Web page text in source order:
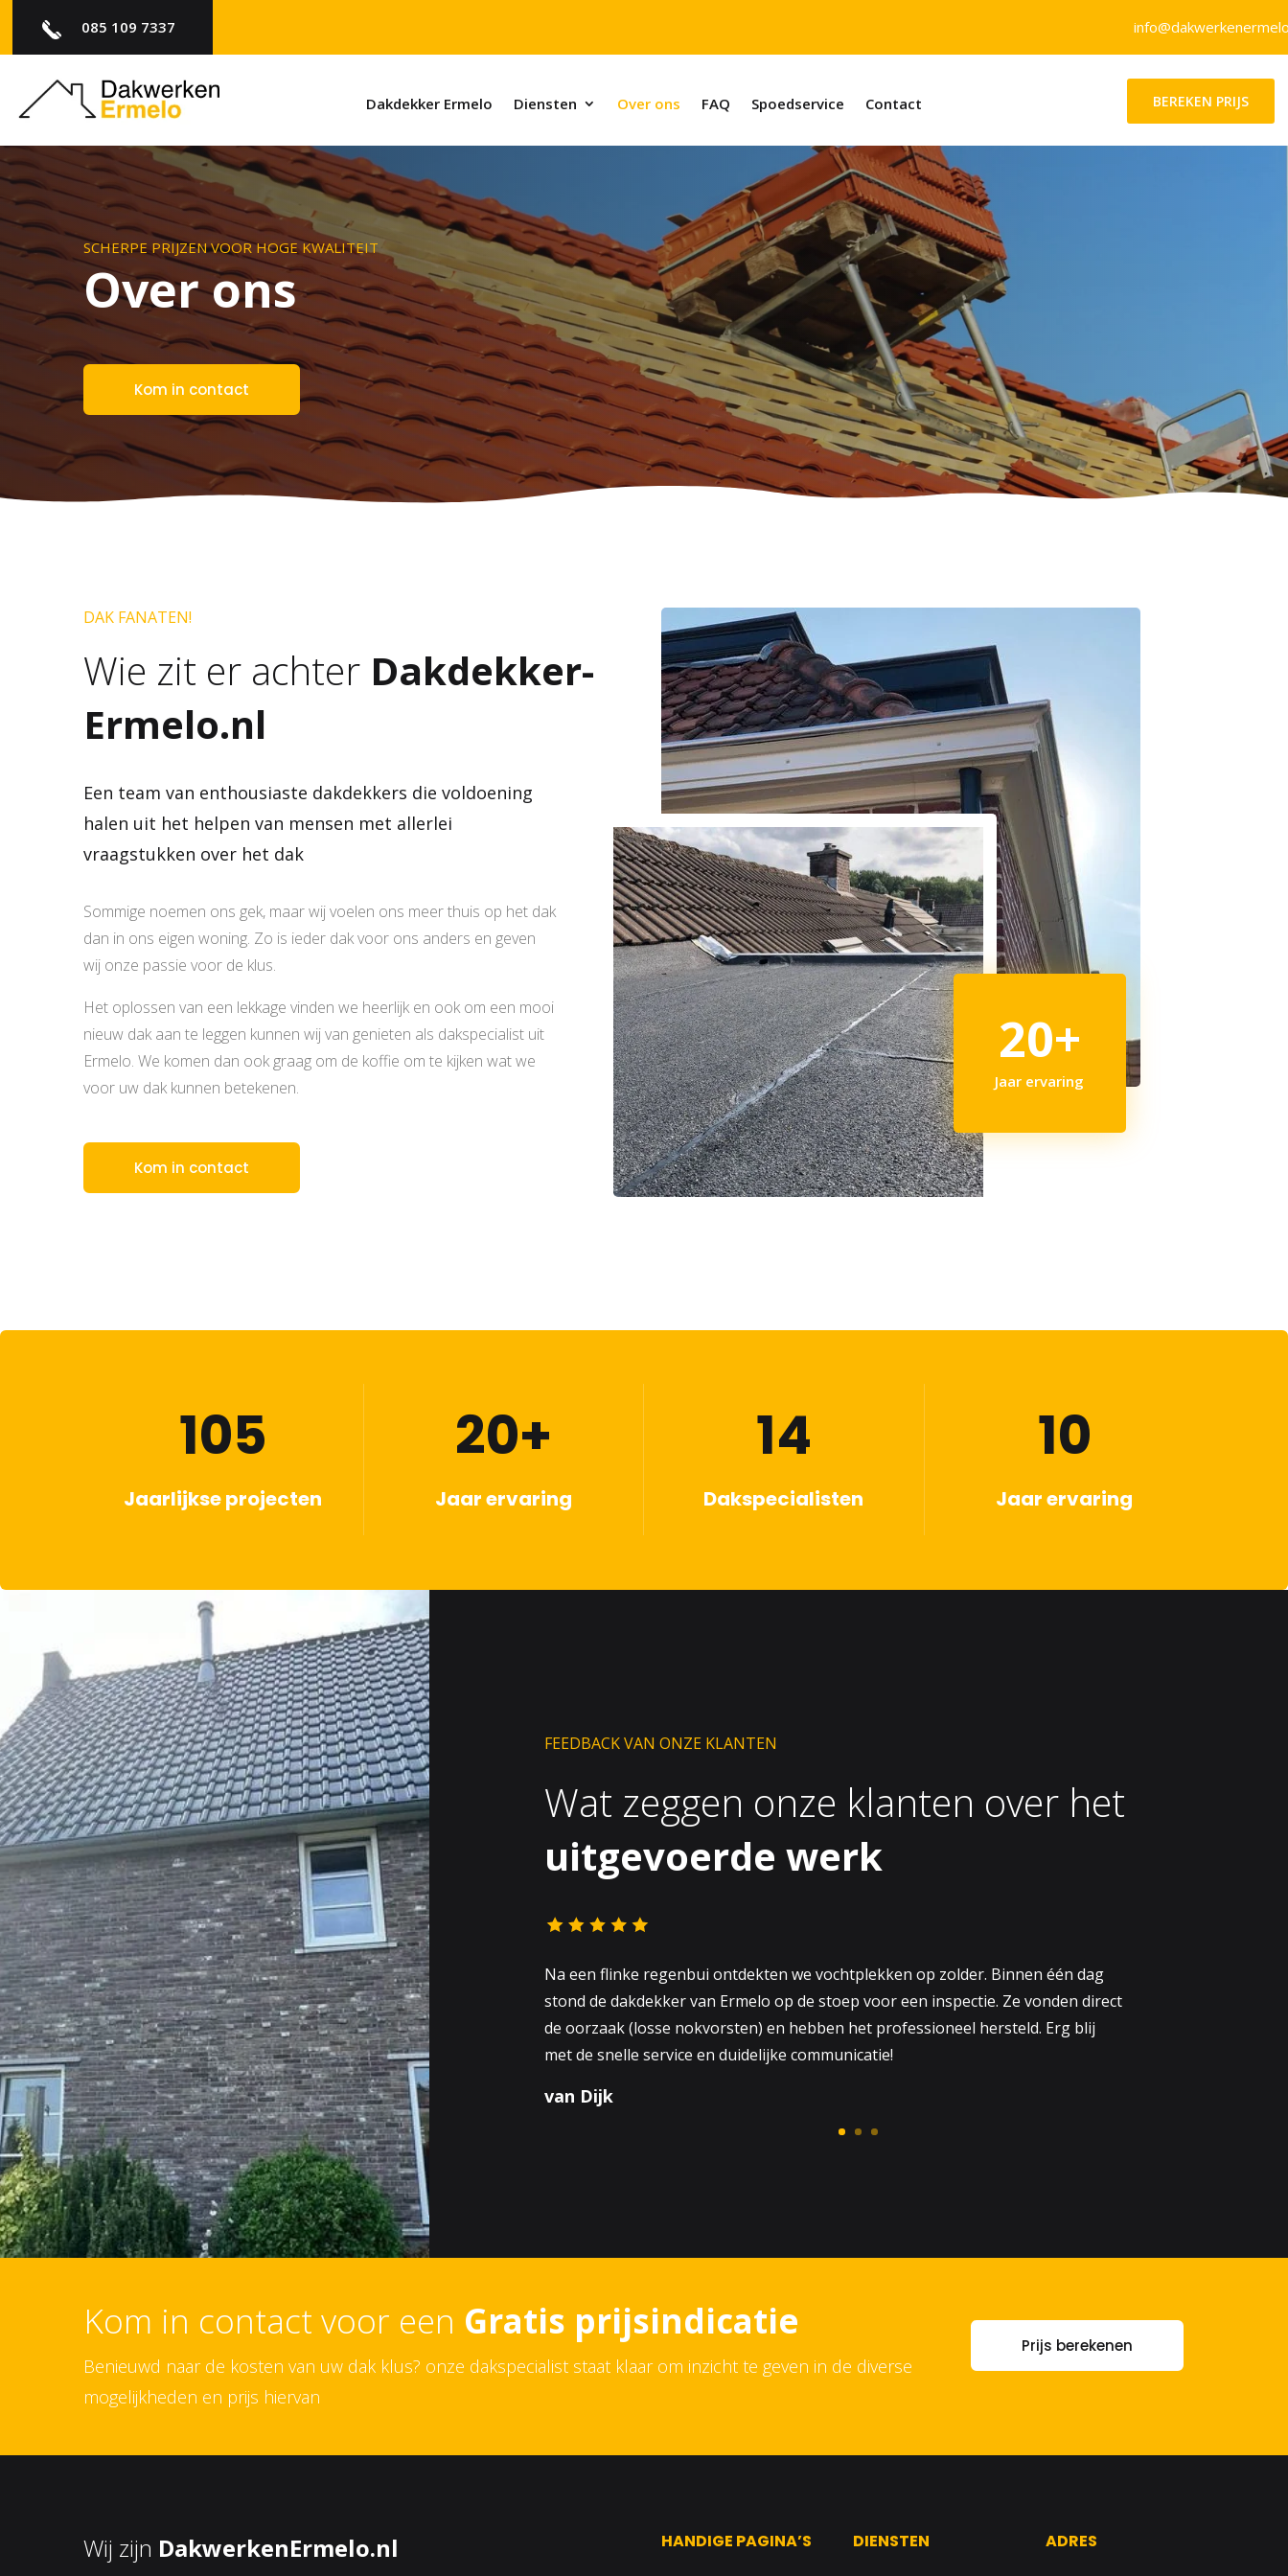
085 109 7337
Dakdekker Ermelo Diensten Over ons FAQ Spoedservice Contact BEREKEN PRIJS
SCHERPE PRIJZEN VOOR HOGE KWALITEIT
Over ons
Kom in contact
DAK FANATEN!
Wie zit er achter Dakdekker-
Ermelo.nl
Een team van enthousiaste dakdekkers die voldoening
halen uit het helpen van mensen met allerlei
vraagstukken over het dak
Sommige noemen ons gek, maar wij voelen ons meer thuis op het dak
dan in ons eigen woning. Zo is ieder dak voor ons anders en geven
wij onze passie voor de klus.
Het oplossen van een lekkage vinden we heerlijk en ook om een mooi
nieuw dak aan te leggen kunnen wij van genieten als dakspecialist uit
Ermelo. We komen dan ook graag om de koffie om te kijken wat we
voor uw dak kunnen betekenen.
Kom in contact
20+
Jaar ervaring
105
Jaarlijkse projecten
20+
Jaar ervaring
14
Dakspecialisten
10
Jaar ervaring
FEEDBACK VAN ONZE KLANTEN
Wat zeggen onze klanten over het
uitgevoerde werk
Na een flinke regenbui ontdekten we vochtplekken op zolder. Binnen één dag
stond de dakdekker van Ermelo op de stoep voor een inspectie. Ze vonden direct
de oorzaak (losse nokvorsten) en hebben het professioneel hersteld. Erg blij
met de snelle service en duidelijke communicatie!
van Dijk
J. de Groot
Kom in contact voor een Gratis prijsindicatie
Benieuwd naar de kosten van uw dak klus? onze dakspecialist staat klaar om inzicht te geven in de diverse
mogelijkheden en prijs hiervan
Prijs berekenen
Wij zijn DakwerkenErmelo.nl HANDIGE PAGINA’S DIENSTEN ADRES